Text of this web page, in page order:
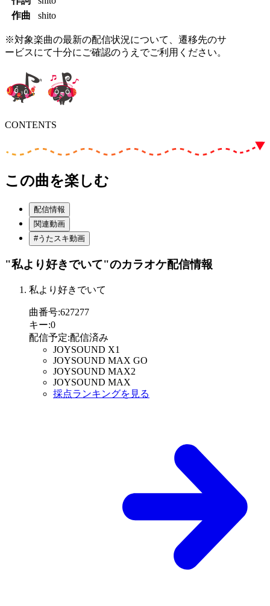
作曲
shito
※対象楽曲の最新の配信状況について、遷移先のサ
ービスにて十分にご確認のうえでご利用ください。
CONTENTS
この曲を楽しむ
配信情報
関連動画
#うたスキ動画
"私より好きでいて"のカラオケ配信情報
私より好きでいて
曲番号:627277
キー:0
配信予定:配信済み
JOYSOUND X1
JOYSOUND MAX GO
JOYSOUND MAX2
JOYSOUND MAX
採点ランキングを見る